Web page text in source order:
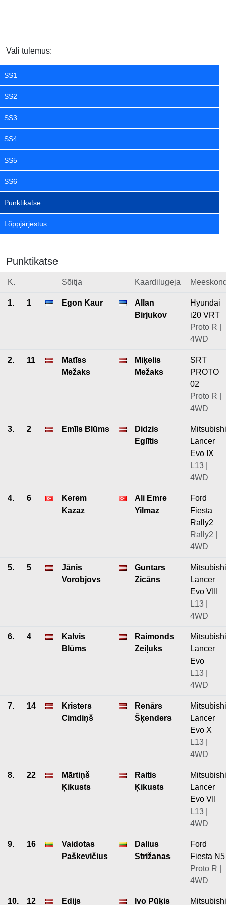
Vali tulemus:
SS1
SS2
SS3
SS4
SS5
SS6
Punktikatse
Lõppjärjestus
Punktikatse
K. Sõitja Kaardilugeja
1. 1 Egon Kaur
Allan
Birjukov
Hyundai
i20 VRT
Proto R |
4WD
2. 11
Matīss
Mežaks
Miķelis
Mežaks
SRT
PROTO
02
Proto R |
4WD
3. 2 Emīls Blūms
Didzis
Eglītis
Mitsubishi
Lancer
Evo IX
L13 |
4WD
4. 6
Kerem
Kazaz
Ali Emre
Yilmaz
Ford
Fiesta
Rally2
Rally2 |
4WD
5. 5
Jānis
Vorobjovs
Guntars
Zicāns
Mitsubishi
Lancer
Evo VIII
L13 |
4WD
6. 4
Kalvis
Blūms
Raimonds
Zeiļuks
Mitsubishi
Lancer
Evo
L13 |
4WD
7. 14
Kristers
Cimdiņš
Renārs
Šķenders
Mitsubishi
Lancer
Evo X
L13 |
4WD
8. 22
Mārtiņš
Ķikusts
Raitis
Ķikusts
Mitsubishi
Lancer
Evo VII
L13 |
4WD
9. 16
Vaidotas
Paškevičius
Dalius
Strižanas
Ford
Fiesta N5
Proto R |
4WD
10. 12 Edijs Ivo Pūķis Mitsubishi